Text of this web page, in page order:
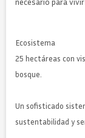
Ecosistema
25 hectáreas con
bosque.
Un sofisticado
sustentabilidad y